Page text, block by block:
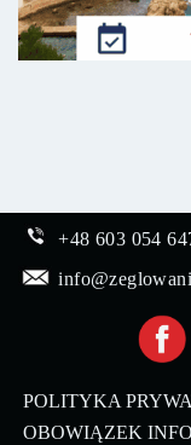
+48 603 054
POLITYKA
OBOWIĄZEK